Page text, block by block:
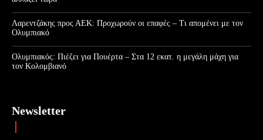
Λαρεντζάκης προς ΑΕΚ: Προχωρούν οι επαφές – Τι απομένει με τον
Ολυμπιακό
Ολυμπιακός: Πιέζει για Πουέρτα – Στα 12 εκατ. η μεγάλη μάχη για
τον Κολομβιανό
Newsletter